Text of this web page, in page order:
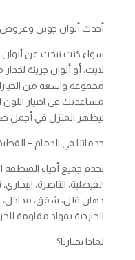
أحدث ألوان جوتن
سواء كنت تبحث عن ألوان
لايت، أو ألوان جريئة
مجموعة واسعة من
مساعدتك في اختيار
ليظهر المنزل في أجمل
خدماتنا في الدمام –
نخدم جميع أحياء
الفيصلية، الناصرة،
دهان فلل، شقق، مداخل،
الخارجية بمواد مقاومة
لماذا تختارنا؟